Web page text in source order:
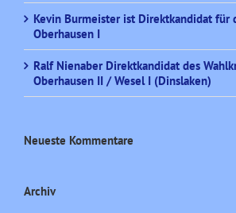
Kevin Burmeister ist Direktkandidat für
Oberhausen I
Ralf Nienaber Direktkandidat des
Oberhausen II / Wesel I (Dinslaken)
Neueste Kommentare
Archiv